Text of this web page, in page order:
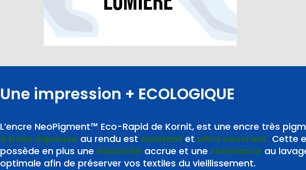
Une impression + ECOLOGIQUE
L’encre NeoPigment™ Eco-Rapid de Kornit, est une encre très
à base aqueuse au rendu est éclatant et ultra couvrant. Cette
possède en plus une élasticité accrue et une résistance au
optimale afin de préserver vos textiles du vieillissement.